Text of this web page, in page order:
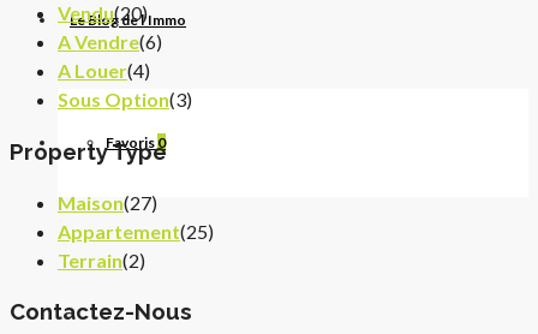
Le Blog de l’Immo
Favoris 0
Vendu(20)
A Vendre(6)
A Louer(4)
Sous Option(3)
Property Type
Maison(27)
Appartement(25)
Terrain(2)
Contactez-Nous